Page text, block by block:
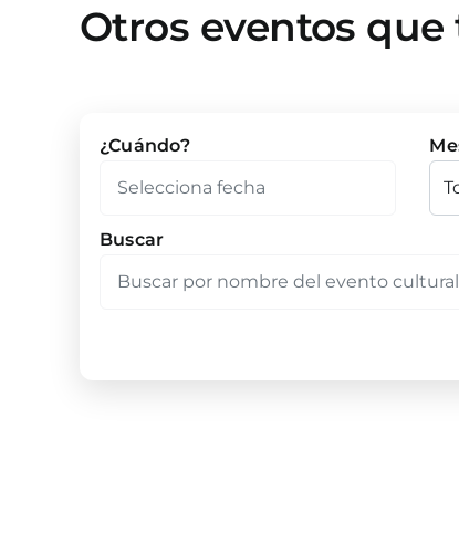
Otros eventos
¿Cuándo?
Buscar